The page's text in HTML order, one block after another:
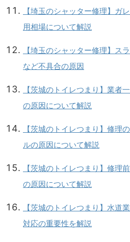
【埼玉のシャッター修理】ガ
用相場について解説
【埼玉のシャッター修理】ス
など不具合の原因
【茨城のトイレつまり】業者
の原因について解説
【茨城のトイレつまり】修理
ルの原因について解説
【茨城のトイレつまり】修理
の原因について解説
【茨城のトイレつまり】水道
対応の重要性を解説